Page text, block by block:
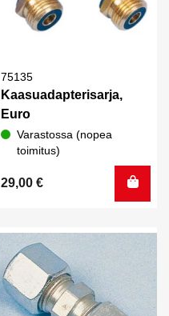
75135
Kaasuadapterisarja,
Euro
Varastossa (nopea
toimitus)
29,00 €